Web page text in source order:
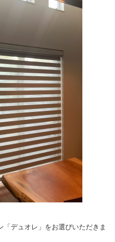
「デュオレ」をお選びいただきま